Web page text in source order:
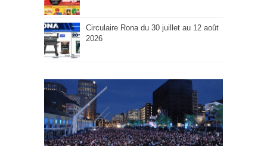
Circulaire Rona du 30 juillet au 12 août
2026